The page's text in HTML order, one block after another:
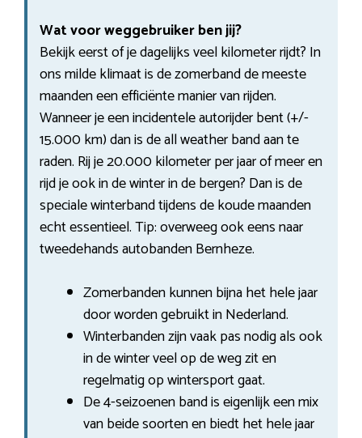
Wat voor weggebruiker ben jij?
Bekijk eerst of je dagelijks veel kilometer rijdt? In
ons milde klimaat is de zomerband de meeste
maanden een efficiënte manier van rijden.
Wanneer je een incidentele autorijder bent (+/-
15.000 km) dan is de all weather band aan te
raden. Rij je 20.000 kilometer per jaar of meer en
rijd je ook in de winter in de bergen? Dan is de
speciale winterband tijdens de koude maanden
echt essentieel. Tip: overweeg ook eens naar
tweedehands autobanden Bernheze.
Zomerbanden kunnen bijna het hele jaar
door worden gebruikt in Nederland.
Winterbanden zijn vaak pas nodig als ook
in de winter veel op de weg zit en
regelmatig op wintersport gaat.
De 4-seizoenen band is eigenlijk een mix
van beide soorten en biedt het hele jaar